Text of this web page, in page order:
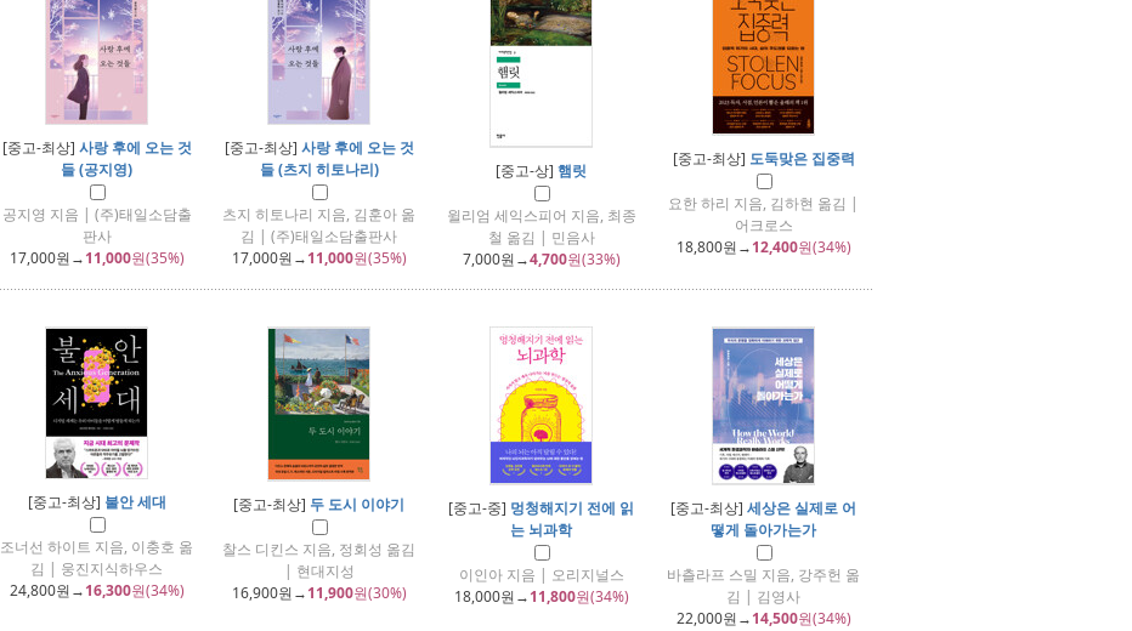
[중고-최상] 사랑 후에 오는 것
들 (공지영)
공지영 지음 | (주)태일소담출
판사
17,000원→11,000원(35%)
[중고-최상] 사랑 후에 오는 것
들 (츠지 히토나리)
츠지 히토나리 지음, 김훈아 옮
김 | (주)태일소담출판사
17,000원→11,000원(35%)
[중고-상] 햄릿
윌리엄 세익스피어 지음, 최종
철 옮김 | 민음사
7,000원→4,700원(33%)
[중고-최상] 도둑맞은 집중력
요한 하리 지음, 김하현 옮김 |
어크로스
18,800원→12,400원(34%)
[중고-최상] 불안 세대
조너선 하이트 지음, 이충호 옮
김 | 웅진지식하우스
24,800원→16,300원(34%)
[중고-최상] 두 도시 이야기
찰스 디킨스 지음, 정회성 옮김
| 현대지성
16,900원→11,900원(30%)
[중고-중] 멍청해지기 전에 읽
는 뇌과학
이인아 지음 | 오리지널스
18,000원→11,800원(34%)
[중고-최상] 세상은 실제로 어
떻게 돌아가는가
바츨라프 스밀 지음, 강주헌 옮
김 | 김영사
22,000원→14,500원(34%)